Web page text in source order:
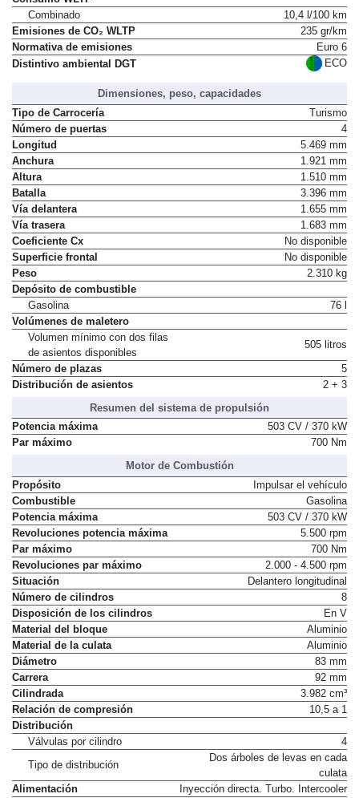
Combinado
10,4 l/100 km
Emisiones de CO₂ WLTP
235 gr/km
Normativa de emisiones
Euro 6
Distintivo ambiental DGT
ECO
Dimensiones, peso, capacidades
Tipo de Carrocería
Turismo
Número de puertas
4
Longitud
5.469 mm
Anchura
1.921 mm
Altura
1.510 mm
Batalla
3.396 mm
Vía delantera
1.655 mm
Vía trasera
1.683 mm
Coeficiente Cx
No disponible
Superficie frontal
No disponible
Peso
2.310 kg
Depósito de combustible
Gasolina
76 l
Volúmenes de maletero
Volumen mínimo con dos filas
de asientos disponibles
505 litros
Número de plazas
5
Distribución de asientos
2 + 3
Resumen del sistema de propulsión
Potencia máxima
503 CV / 370 kW
Par máximo
700 Nm
Motor de Combustión
Propósito
Impulsar el vehículo
Combustible
Gasolina
Potencia máxima
503 CV / 370 kW
Revoluciones potencia máxima
5.500 rpm
Par máximo
700 Nm
Revoluciones par máximo
2.000 - 4.500 rpm
Situación
Delantero longitudinal
Número de cilindros
8
Disposición de los cilindros
En V
Material del bloque
Aluminio
Material de la culata
Aluminio
Diámetro
83 mm
Carrera
92 mm
Cilindrada
3.982 cm³
Relación de compresión
10,5 a 1
Distribución
Válvulas por cilindro
4
Tipo de distribución
Dos árboles de levas en cada
culata
Alimentación
Inyección directa. Turbo. Intercooler